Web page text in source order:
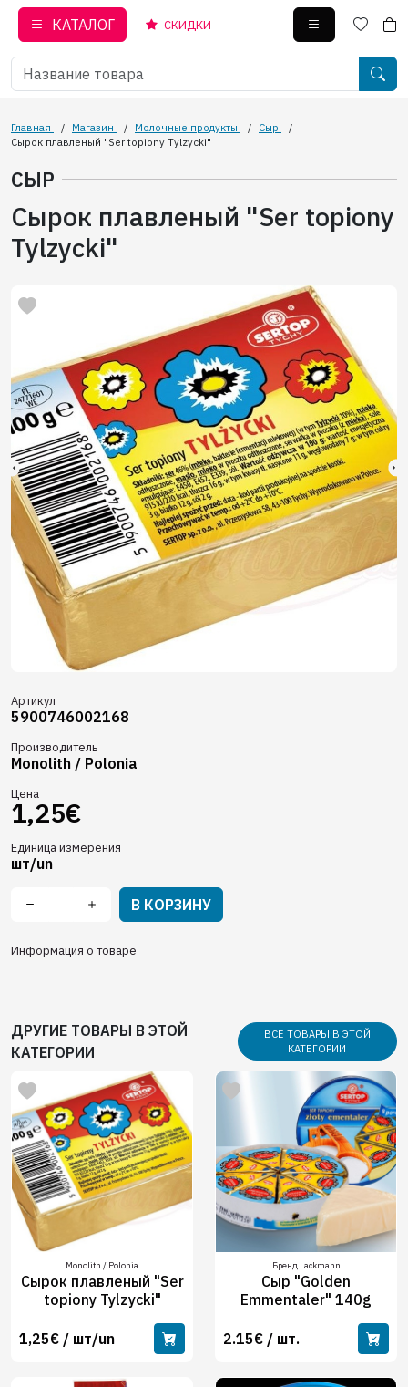
КАТАЛОГ СКИДКИ
Главная / Магазин / Молочные продукты / Сыр
/
Сырок плавленый "Ser topiony Tylzycki"
СЫР
Сырок плавленый "Ser topiony
Tylzycki"
Артикул
5900746002168
Производитель
Monolith / Polonia
Цена
1,25€
Единица измерения
шт/un
В КОРЗИНУ
Информация о товаре
ДРУГИЕ ТОВАРЫ В ЭТОЙ
КАТЕГОРИИ
ВСЕ ТОВАРЫ В ЭТОЙ
КАТЕГОРИИ
Monolith / Polonia
Сырок плавленый "Ser
topiony Tylzycki"
1,25€ / шт/un
Бренд Lackmann
Сыр "Golden
Emmentaler" 140g
2.15€ / шт.